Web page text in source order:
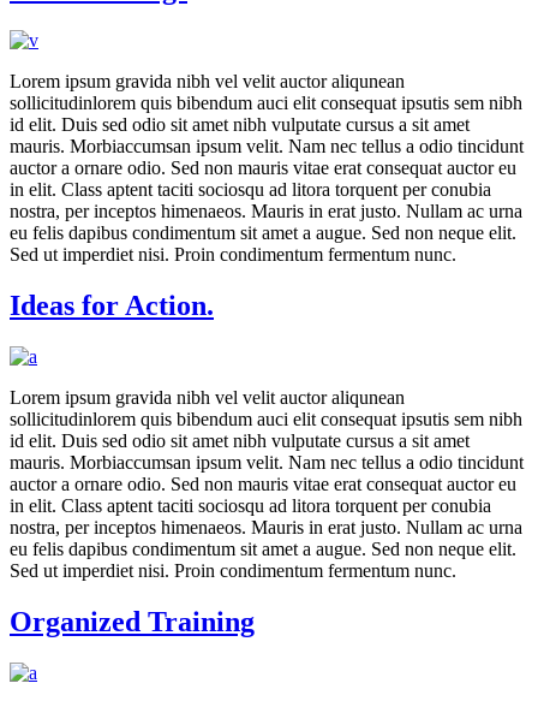
Lorem ipsum gravida nibh vel velit auctor aliqunean
sollicitudinlorem quis bibendum auci elit consequat ipsutis sem nibh
id elit. Duis sed odio sit amet nibh vulputate cursus a sit amet
mauris. Morbiaccumsan ipsum velit. Nam nec tellus a odio tincidunt
auctor a ornare odio. Sed non mauris vitae erat consequat auctor eu
in elit. Class aptent taciti sociosqu ad litora torquent per conubia
nostra, per inceptos himenaeos. Mauris in erat justo. Nullam ac urna
eu felis dapibus condimentum sit amet a augue. Sed non neque elit.
Sed ut imperdiet nisi. Proin condimentum fermentum nunc.
Ideas for Action.
Lorem ipsum gravida nibh vel velit auctor aliqunean
sollicitudinlorem quis bibendum auci elit consequat ipsutis sem nibh
id elit. Duis sed odio sit amet nibh vulputate cursus a sit amet
mauris. Morbiaccumsan ipsum velit. Nam nec tellus a odio tincidunt
auctor a ornare odio. Sed non mauris vitae erat consequat auctor eu
in elit. Class aptent taciti sociosqu ad litora torquent per conubia
nostra, per inceptos himenaeos. Mauris in erat justo. Nullam ac urna
eu felis dapibus condimentum sit amet a augue. Sed non neque elit.
Sed ut imperdiet nisi. Proin condimentum fermentum nunc.
Organized Training